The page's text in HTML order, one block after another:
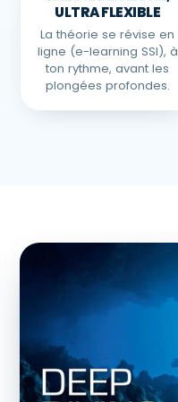
ULTRA FLEXIBLE
La théorie se révise en
ligne (e-learning SSI), à
ton rythme, avant les
plongées profondes.